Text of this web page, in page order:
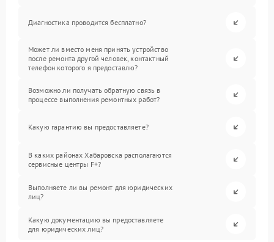
Диагностика проводится бесплатно?
Может ли вместо меня принять устройство
после ремонта другой человек, контактный
телефон которого я предоставлю?
Возможно ли получать обратную связь в
процессе выполнения ремонтных работ?
Какую гарантию вы предоставляете?
В каких районах Хабаровска располагаются
сервисные центры F+?
Выполняете ли вы ремонт для юридических
лиц?
Какую документацию вы предоставляете
для юридических лиц?